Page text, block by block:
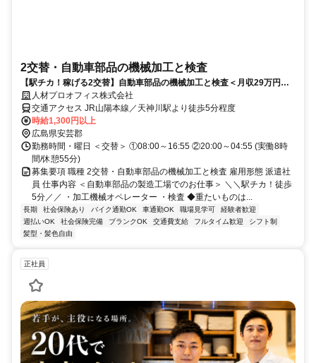
2交替・自動車部品の機械加工と検査
【駅チカ！稼げる2交替】自動車部品の機械加工と検査＜月収29万円以
上可＞人材プロオフィス株式会社
交通アクセス JR山陽本線／天神川駅より徒歩5分程度
時給1,300円以上
広島県安芸郡
勤務時間・曜日 ＜交替＞ ①08:00～16:55 ②20:00～04:55 (実働8時
間/休憩55分)
募集要項 職種 2交替・自動車部品の機械加工と検査 雇用形態 派遣社
員 仕事内容 ＜自動車部品の製造工場でのお仕事＞ ＼＼駅チカ！徒歩
5分／／ ・加工機械オペレーター ・検査 ◆重たいものは...
長期 社会保険あり バイク通勤OK 車通勤OK 職場見学可
経験者歓迎
週払いOK
社会保険完備 ブランクOK 交通費支給 フルタイム歓迎
シフト制
髪型・髪色自由
正社員